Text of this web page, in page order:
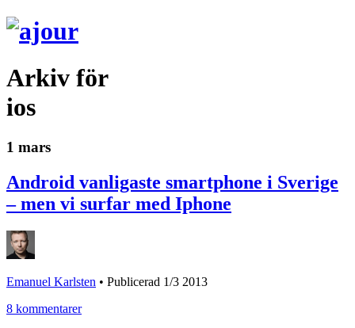
Arkiv för
ios
1 mars
Android vanligaste smartphone i Sverige
– men vi surfar med Iphone
Emanuel Karlsten • Publicerad 1/3 2013
8 kommentarer